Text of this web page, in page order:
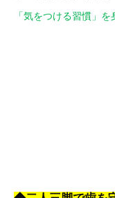
「気をつける習慣」